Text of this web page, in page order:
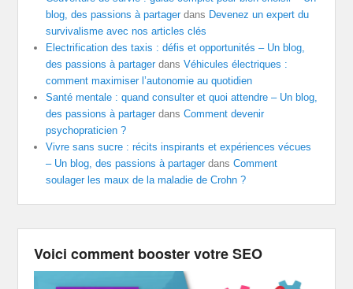
blog, des passions à partagerdans Devenez un expert du
survivalisme avec nos articles clés
Electrification des taxis : défis et opportunités – Un blog,
des passions à partagerdansVéhicules électriques :
comment maximiser l’autonomie au quotidien
Santé mentale : quand consulter et quoi attendre – Un blog,
des passions à partagerdansComment devenir
psychopraticien ?
Vivre sans sucre : récits inspirants et expériences vécues
– Un blog, des passions à partagerdansComment
soulager les maux de la maladie de Crohn ?
Voici comment booster votre SEO